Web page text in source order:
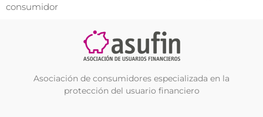
consumidor
Asociación de consumidores especializada en la
protección del usuario financiero